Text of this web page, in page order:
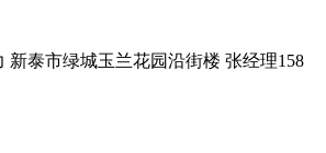
泰市绿城玉兰花园沿街楼 张经理158